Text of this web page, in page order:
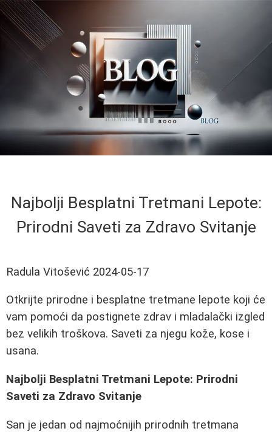
Najbolji Besplatni Tretmani Lepote:
Prirodni Saveti za Zdravo Svitanje
Radula Vitošević 2024-05-17
Otkrijte prirodne i besplatne tretmane lepote koji će
vam pomoći da postignete zdrav i mladalački izgled
bez velikih troškova. Saveti za njegu kože, kose i
usana.
Najbolji Besplatni Tretmani Lepote: Prirodni
Saveti za Zdravo Svitanje
San je jedan od najmoćnijih prirodnih tretmana